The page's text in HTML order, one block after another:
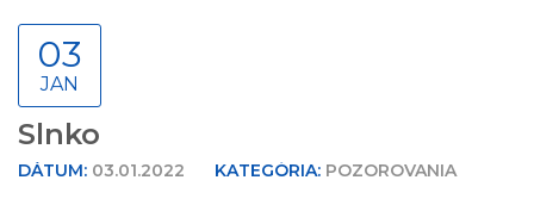
03
JAN
Slnko
DÁTUM: 03.01.2022 KATEGÓRIA: POZOROVANIA